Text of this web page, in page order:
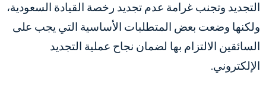
التجديد وتجنب غرامة عدم تجديد رخصة القيادة السعودية،
ولكنها وضعت بعض المتطلبات الأساسية التي يجب على
السائقين الالتزام بها لضمان نجاح عملية التجديد
الإلكتروني.